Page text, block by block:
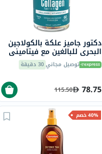
دكتور جاميز علكة بالكولاجين
البحري للبالغين مع فيتاميني
ج وهـ، حزمة من 60
توصيل مجاني30 دقيقة
78.75
115.50
40% خصم